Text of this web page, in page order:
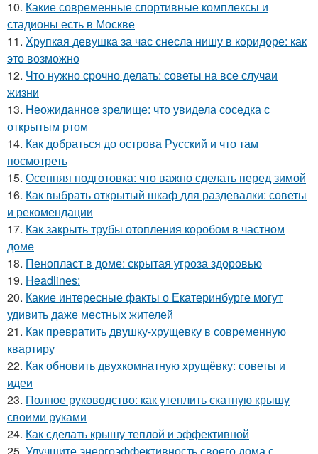
10. Какие современные спортивные комплексы и
стадионы есть в Москве
11. Хрупкая девушка за час снесла нишу в коридоре: как
это возможно
12. Что нужно срочно делать: советы на все случаи
жизни
13. Неожиданное зрелище: что увидела соседка с
открытым ртом
14. Как добраться до острова Русский и что там
посмотреть
15. Осенняя подготовка: что важно сделать перед зимой
16. Как выбрать открытый шкаф для раздевалки: советы
и рекомендации
17. Как закрыть трубы отопления коробом в частном
доме
18. Пенопласт в доме: скрытая угроза здоровью
19. Headlines:
20. Какие интересные факты о Екатеринбурге могут
удивить даже местных жителей
21. Как превратить двушку-хрущевку в современную
квартиру
22. Как обновить двухкомнатную хрущёвку: советы и
идеи
23. Полное руководство: как утеплить скатную крышу
своими руками
24. Как сделать крышу теплой и эффективной